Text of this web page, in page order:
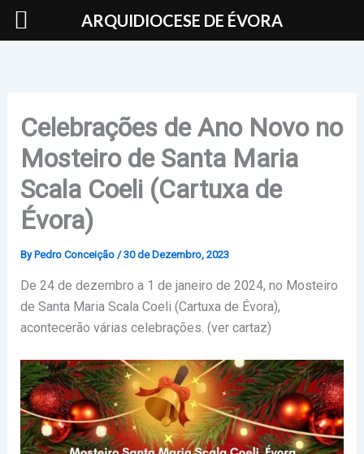
Skip
Celebrações de Ano Novo no
Mosteiro de Santa Maria
Scala Coeli (Cartuxa de
Évora)
By Pedro Conceição /30 de Dezembro, 2023
De 24 de dezembro a 1 de janeiro de 2024, no Mosteiro
de Santa Maria Scala Coeli (Cartuxa de Évora),
acontecerão várias celebrações. (ver cartaz)
ARQUIDIOCESE DE ÉVORA